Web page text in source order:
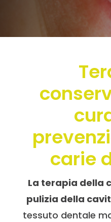
carie
La terapia della
pulizia della
tessuto dentale